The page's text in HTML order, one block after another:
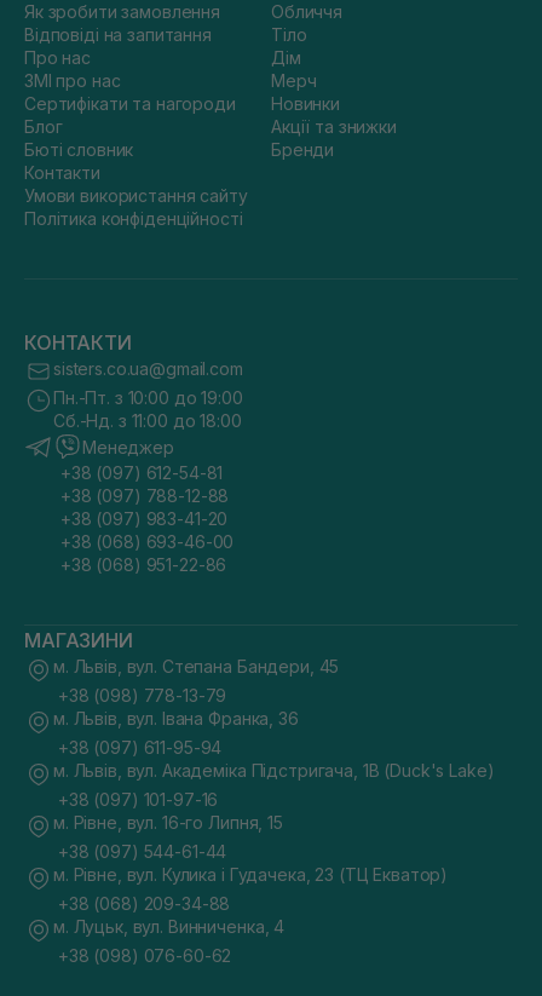
Як зробити замовлення
Відповіді на запитання
Про нас
ЗМІ про нас
Сертифікати та нагороди
Блог
Бюті словник
Контакти
Умови використання сайту
Політика конфіденційності
Обличчя
Тіло
Дім
Мерч
Новинки
Акції та знижки
Бренди
КОНТАКТИ
sisters.co.ua@gmail.com
Пн.-Пт. з 10:00 до 19:00
Сб.-Нд. з 11:00 до 18:00
Менеджер
+38 (097) 612-54-81
+38 (097) 788-12-88
+38 (097) 983-41-20
+38 (068) 693-46-00
+38 (068) 951-22-86
МАГАЗИНИ
м. Львів, вул. Степана Бандери, 45
+38 (098) 778-13-79
м. Львів, вул. Івана Франка, 36
+38 (097) 611-95-94
м. Львів, вул. Академіка Підстригача, 1В (Duck's Lake)
+38 (097) 101-97-16
м. Рівне, вул. 16-го Липня, 15
+38 (097) 544-61-44
м. Рівне, вул. Кулика і Гудачека, 23 (ТЦ Екватор)
+38 (068) 209-34-88
м. Луцьк, вул. Винниченка, 4
+38 (098) 076-60-62